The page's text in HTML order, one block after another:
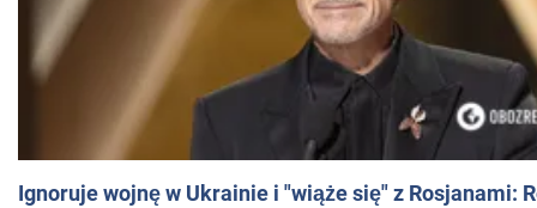
Ignoruje wojnę w Ukrainie i "wiąże się" z Rosjanami: